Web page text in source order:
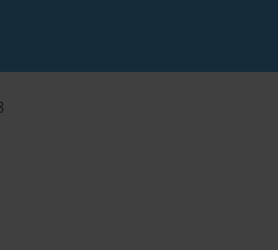
przesyłki